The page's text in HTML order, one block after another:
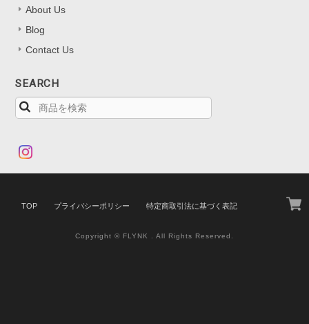
About Us
Blog
Contact Us
SEARCH
TOP プライバシーポリシー 特定商取引法に基づく表記
Copyright © FLYNK . All Rights Reserved.